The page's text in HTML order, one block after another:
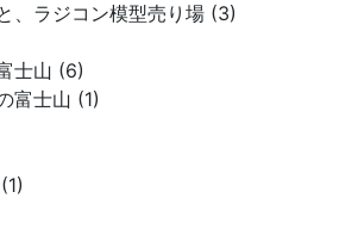
、ラジコン模型売り場 (3)
士山 (6)
富士山 (1)